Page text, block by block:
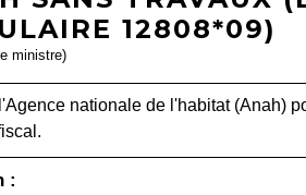
12808*09)
ministre)
nationale de l'habitat (Anah)
: